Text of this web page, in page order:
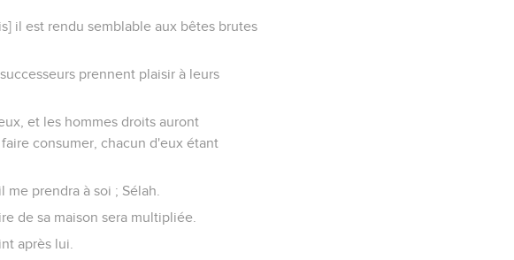
il est rendu semblable aux bêtes brutes
prennent plaisir à leurs
et les hommes droits auront
consumer, chacun d'eux étant
prendra à soi ; Sélah.
de sa maison sera multipliée.
après lui.